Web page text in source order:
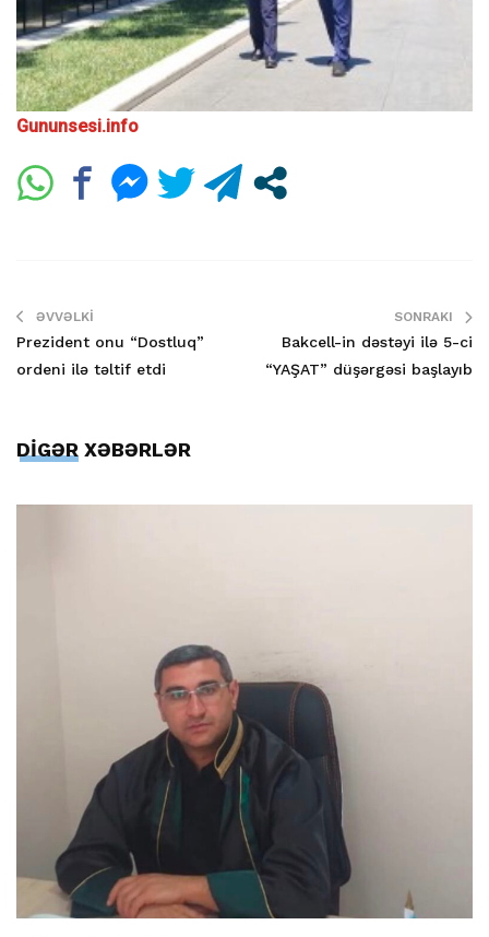
Gununsesi.info
ƏVVƏLKI
Prezident onu “Dostluq”
ordeni ilə təltif etdi
SONRAKI
Bakcell-in dəstəyi ilə 5-ci
“YAŞAT” düşərgəsi başlayıb
DİGƏR XƏBƏRLƏR